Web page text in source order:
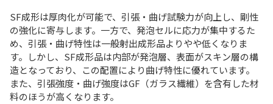
SF成形は厚肉化が可能で、引張・曲げ試験力が向上し、剛性
の強化に寄与します。一方で、発泡セルに応力が集中するた
め、引張・曲げ特性は一般射出成形品よりやや低くなりま
す。しかし、SF成形品は内部が発泡層、表面がスキン層の構
造となっており、この配置により曲げ特性に優れています。
また、引張強度・曲げ強度はGF（ガラス繊維）を含有した材
料のほうが高くなります。